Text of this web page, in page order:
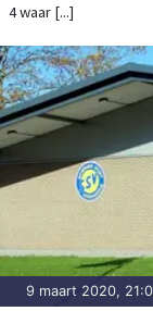
4 waar [...]
9 maart 2020,